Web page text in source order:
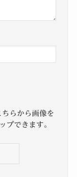
らから画像を
プできます。